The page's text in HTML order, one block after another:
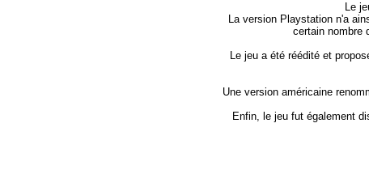
Le
La version Playstation n'a
certain nombre
Le jeu a été réédité et
Une version américaine
Enfin, le jeu fut également